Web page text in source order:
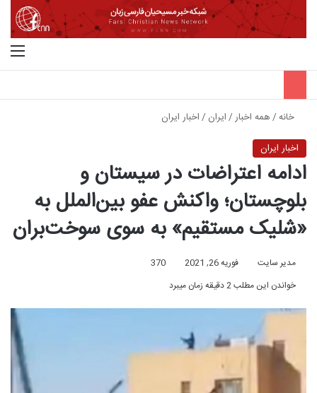
خانه/همه اخبار/ایران /اخبار ایران
اخبار ایران
ادامه اعتراضات در سیستان و
بلوچستان؛ واکنش عفو بین‌الملل به
«شلیک مستقیم» به سوی سوخت‌بران
مدیر سایت فوریه 26, 2021
370
خواندن این مطلب 2 دقیقه زمان میبرد